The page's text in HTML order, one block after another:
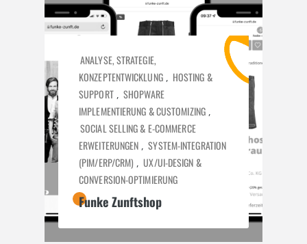
ANALYSE, STRATEGIE,
KONZEPTENTWICKLUNG, HOSTING &
SUPPORT, SHOPWARE
IMPLEMENTIERUNG & CUSTOMIZING,
SOCIAL SELLING & E-COMMERCE
ERWEITERUNGEN , SYSTEM-INTEGRATION
(PIM/ERP/CRM) , UX/UI-DESIGN &
CONVERSION-OPTIMIERUNG
Funke Zunftshop